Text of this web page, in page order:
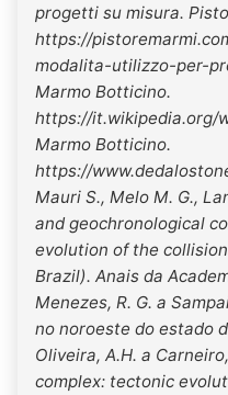
progetti su misura.
https://
modalita-utilizzo-per-
Marmo Botticino.
https://it.wikipedia.org/
Marmo Botticino.
https://
Mauri S., Melo M. G.,
and geochronological
evolution of the
Brazil). Anais da
Menezes, R. G. a
no noroeste do estado
Oliveira, A.H. a
complex: tectonic